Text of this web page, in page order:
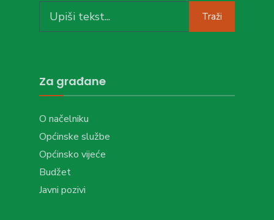
for:
Traži
Za građane
O načelniku
Općinske službe
Općinsko vijeće
Budžet
Javni pozivi